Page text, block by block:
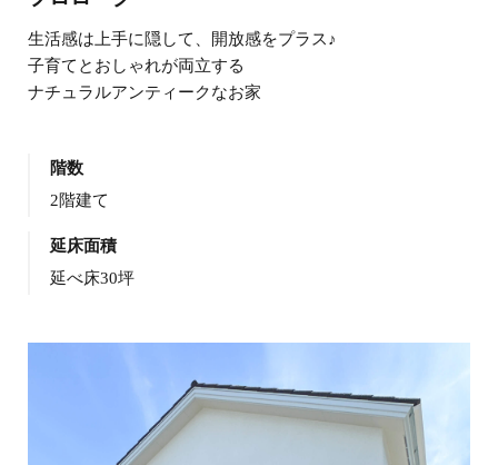
生活感は上手に隠して、開放感をプラス♪
子育てとおしゃれが両立する
ナチュラルアンティークなお家
階数
2階建て
延床面積
延べ床30坪